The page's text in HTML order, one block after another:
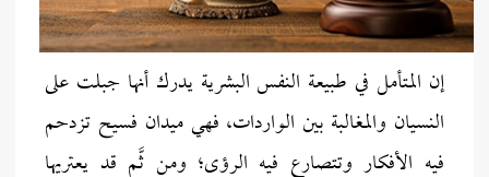
إن المتأمل في طبيعة النفس البشرية يدرك أنها جبلت على
النسيان والمغالبة بين الواردات، فهي ميدان فسيح تزدحم
فيه الأفكار وتتصارع فيه الرؤى؛ ومن ثَّم قد يعتريها